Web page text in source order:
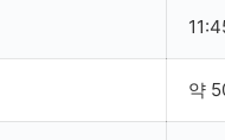
약